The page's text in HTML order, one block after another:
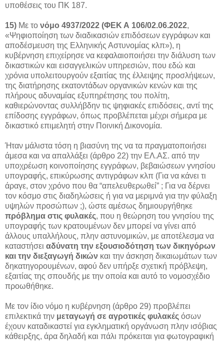
υποθέσεις του ΠΚ 187.
15) Με το νόμο 4937/2022 (ΦΕΚ Α 106/02.06.2022,
«Ψηφιοποίηση των διαδικασιών επιδόσεων εγγράφων και
αποδέσμευση της Ελληνικής Αστυνομίας κλπ»), η
κυβέρνηση επιχείρησε να κεφαλαιοποιήσει την διάλυση των
δικαστικών και εισαγγελικών υπηρεσιών, που εδώ και
χρόνια υπολειτουργούν εξαιτίας της έλλειψης προσλήψεων,
της διατήρησης εκατοντάδων οργανικών κενών και της
πλήρους αδυναμίας εξυπηρέτησης του πολίτη,
καθιερώνοντας συλλήβδην τις ψηφιακές επιδόσεις, αντί της
επίδοσης εγγράφων, όπως προβλέπεται μέχρι σήμερα με
δικαστικό επιμελητή στην Ποινική Δικονομία.
Ήταν μάλιστα τόση η βιασύνη της να τα πραγματοποιήσει
άμεσα και να απαλλάξει (άρθρο 22) την ΕΛ.ΑΣ. από την
υποχρέωση κοινοποίησης εγγράφων, βεβαιώσεων γνησίου
υπογραφής, επικύρωσης αντιγράφων κλπ (Για να κάνει τι
άραγε, στον χρόνο που θα “απελευθερωθεί” ; Για να δέρνει
τον κόσμο στις διαδηλώσεις ή για να μεριμνά για την φύλαξη
υψηλών προσώπων ;), ώστε αμέσως δημιουργήθηκε
πρόβλημα στις φυλακές, που η θεώρηση του γνησίου της
υπογραφής των κρατουμένων δεν μπορεί να γίνει από
άλλους υπαλλήλους, πλην αστυνομικών, με αποτέλεσμα να
καταστήσει αδύνατη την εξουσιοδότηση των δικηγόρων
και την διεξαγωγή δικών και την άσκηση δικαιωμάτων των
δηκατηγορουμένων, αφού δεν υπήρξε σχετική πρόβλεψη,
εξαιτίας της σπουδής με την οποία και αυτό το νομοσχέδιο
προωθήθηκε.
Με τον ίδιο νόμο η κυβέρνηση (άρθρο 29) προβλέπει
επιλεκτικά την μεταγωγή σε αγροτικές φυλακές όσων
έχουν καταδικαστεί για εγκληματική οργάνωση πλην ισόβιας
κάθειρξης, άρα δηλαδή και πάλι πρόκειται για φωτογραφική